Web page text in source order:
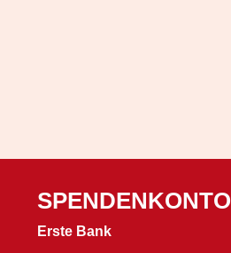
SPENDENKONTO
Erste Bank